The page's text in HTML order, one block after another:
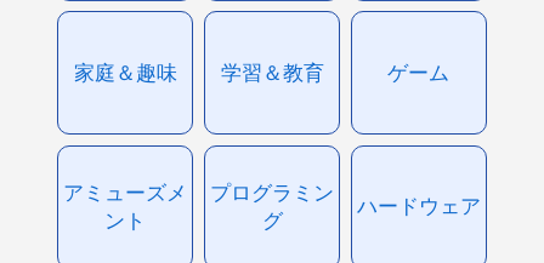
家庭＆趣味 学習＆教育 ゲーム
アミューズメ
ント
プログラミン
グ
ハードウェア